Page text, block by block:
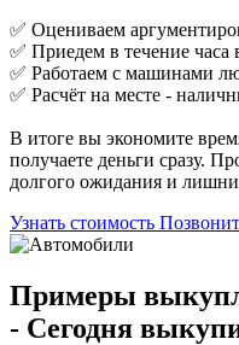
✅ Оцениваем
✅ Приедем в течение
✅ Работаем с машинами
✅ Расчёт на месте -
В итоге вы экономите
получаете деньги сразу.
долгого ожидания и
Узнать стоимость
Примеры
- Сегодня